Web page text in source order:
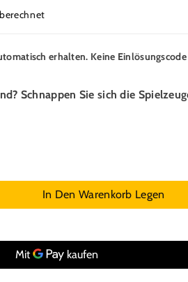
erhalten. Keine
Schnappen Sie sich die
In Den Warenkorb Legen